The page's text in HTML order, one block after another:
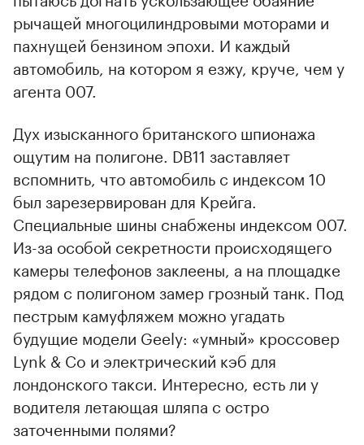
рычащей многоцилиндровыми моторами и
пахнущей бензином эпохи. И каждый
автомобиль, на котором я езжу, круче, чем у
агента 007.
Дух изысканного британского шпионажа
ощутим на полигоне. DB11 заставляет
вспомнить, что автомобиль с индексом 10
был зарезервирован для Крейга.
Специальные шины снабжены индексом 007.
Из-за особой секретности происходящего
камеры телефонов заклеены, а на площадке
рядом с полигоном замер грозный танк. Под
пестрым камуфляжем можно угадать
будущие модели Geely: «умный» кроссовер
Lynk & Co и электрический кэб для
лондонского такси. Интересно, есть ли у
водителя летающая шляпа с остро
заточенными полями?